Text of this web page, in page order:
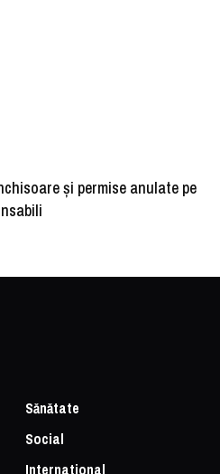
și permise anulate pe
Sănătate
Social
International